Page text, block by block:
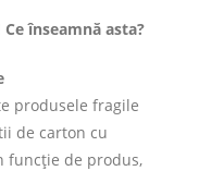
Ce înseamnă asta?
produsele fragile
de carton cu
funcție de produs,